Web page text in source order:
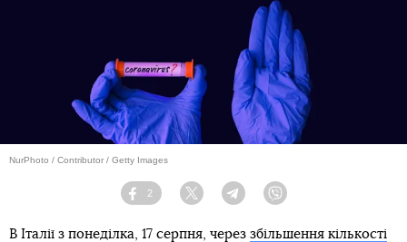
NurPhoto / Contributor / Getty Images
Facebook
2
Twitter TelegramViber
В Італії з понеділка, 17 серпня, через збільшення кількості